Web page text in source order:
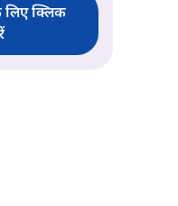
लिए क्लिक